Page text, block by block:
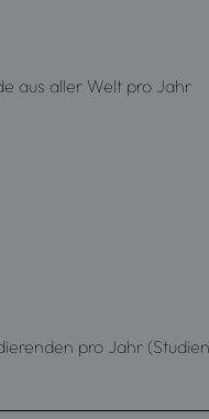
aus aller Welt pro Jahr
pro Jahr